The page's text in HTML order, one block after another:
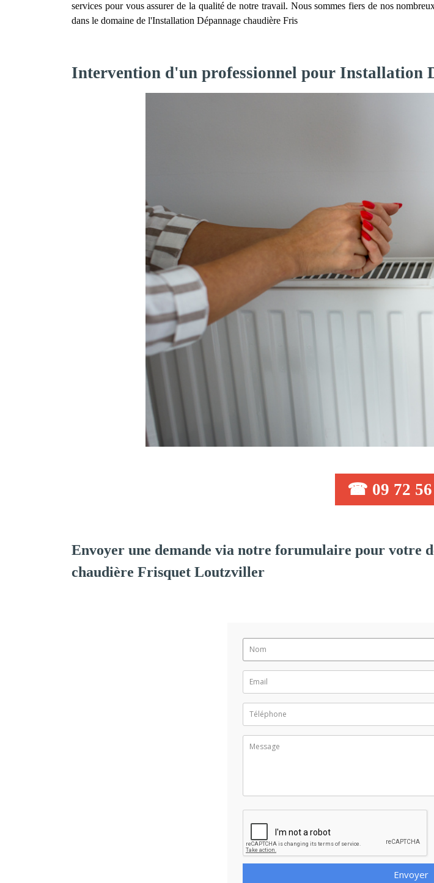
services pour vous assurer de la qualité de notre travail. Nous sommes fiers de nos
dans le domaine de l'Installation Dépannage chaudière Fris
Intervention d'un professionnel pour Installation
☎ 09 72 56
Envoyer une demande via notre forumulaire pour votre
chaudière Frisquet Loutzviller
Envoyer